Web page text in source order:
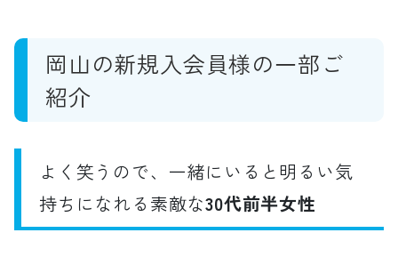
岡山の新規入会員様の一部ご
紹介
よく笑うので、一緒にいると明るい気
持ちになれる素敵な30代前半女性